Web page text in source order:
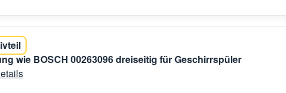
wie BOSCH 00263096 dreiseitig für Geschirrspüler